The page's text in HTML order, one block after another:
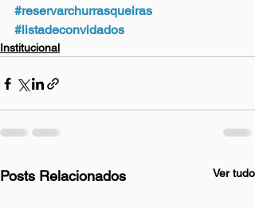
#reservarchurrasqueiras
#listadeconvidados
Institucional
Posts Relacionados Ver tudo